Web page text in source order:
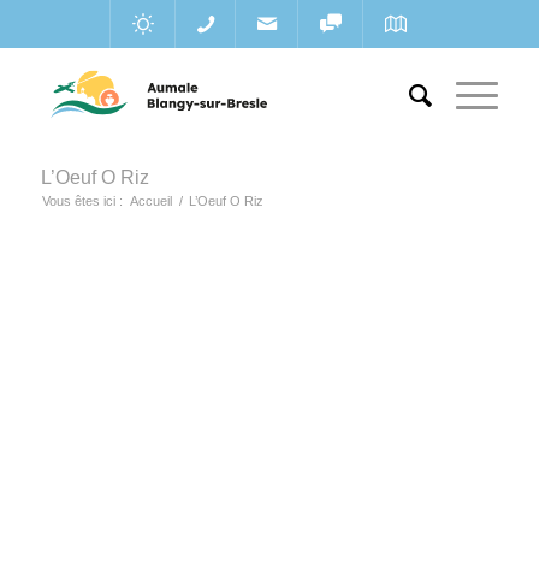
L’Oeuf O Riz
Vous êtes ici : Accueil / L’Oeuf O Riz